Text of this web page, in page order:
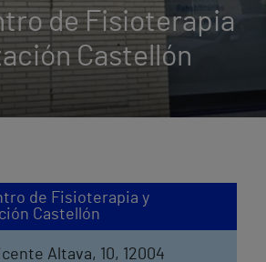
de Fisioterapia
Castellón
de Fisioterapia y
Castellón
Altava, 10, 12004